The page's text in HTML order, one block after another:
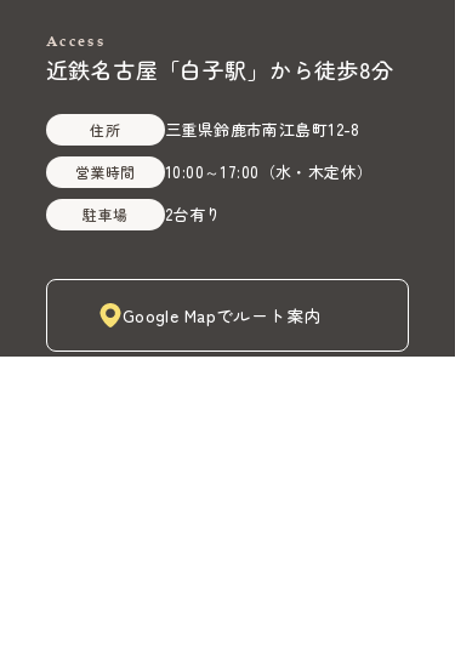
Access
近鉄名古屋「白子駅」から徒歩8分
住所 三重県鈴鹿市南江島町12-8
営業時間 10:00～17:00 （水・木定休）
駐車場 2台有り
Google Mapでルート案内